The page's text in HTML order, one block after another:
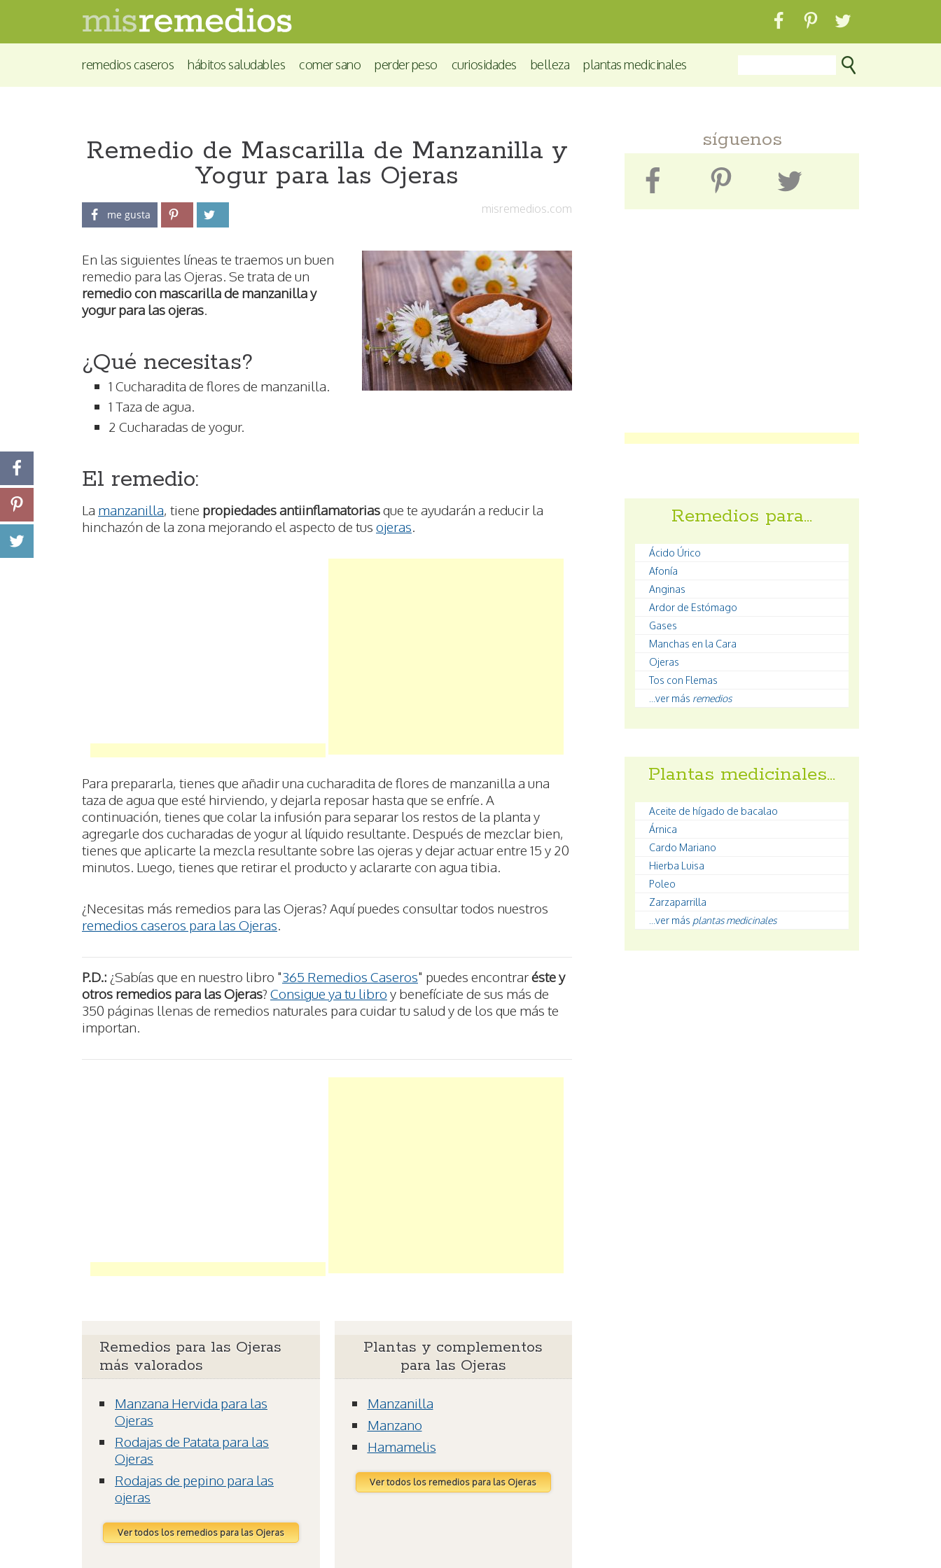
remedios caseros hábitos saludables comer sano perder peso curiosidades belleza plantas medicinales
Remedio de Mascarilla de Manzanilla y
Yogur para las Ojeras
misremedios.com
me gusta
En las siguientes líneas te traemos un buen
remedio para las Ojeras. Se trata de un
remedio con mascarilla de manzanilla y
yogur para las ojeras.
¿Qué necesitas?
1 Cucharadita de flores de manzanilla.
1 Taza de agua.
2 Cucharadas de yogur.
El remedio:
La manzanilla, tiene propiedades antiinflamatoriasque te ayudarán a reducir la
hinchazón de la zona mejorando el aspecto de tus ojeras.
Para prepararla, tienes que añadir una cucharadita de flores de manzanilla a una
taza de agua que esté hirviendo, y dejarla reposar hasta que se enfríe. A
continuación, tienes que colar la infusión para separar los restos de la planta y
agregarle dos cucharadas de yogur al líquido resultante. Después de mezclar bien,
tienes que aplicarte la mezcla resultante sobre las ojeras y dejar actuar entre 15 y 20
minutos. Luego, tienes que retirar el producto y aclararte con agua tibia.
¿Necesitas más remedios para las Ojeras? Aquí puedes consultar todos nuestros
remedios caseros para las Ojeras
P.D.: ¿Sabías que en nuestro libro "365 Remedios Caseros" puedes encontraréste y
otros remedios para las Ojeras? Consigue ya tu libro y benefíciate de sus más de
350 páginas llenas de remedios naturales para cuidar tu salud y de los que más te
importan.
Remedios para las Ojeras
más valorados
Manzana Hervida para las
Ojeras
Rodajas de Patata para las
Ojeras
Rodajas de pepino para las
ojeras
Ver todos los remedios para las Ojeras
Plantas y complementos
para las Ojeras
Manzanilla
Manzano
Hamamelis
Ver todos los remedios para las Ojeras
síguenos
Remedios para…
Ácido Úrico
Afonía
Anginas
Ardor de Estómago
Gases
Manchas en la Cara
Ojeras
Tos con Flemas
...ver más remedios
Plantas medicinales…
Aceite de hígado de bacalao
Árnica
Cardo Mariano
Hierba Luisa
Poleo
Zarzaparrilla
...ver más plantas medicinales